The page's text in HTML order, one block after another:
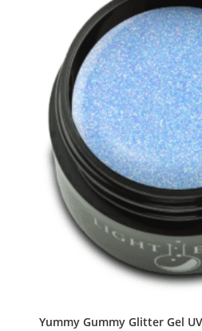
Yummy Gummy Glitter Gel